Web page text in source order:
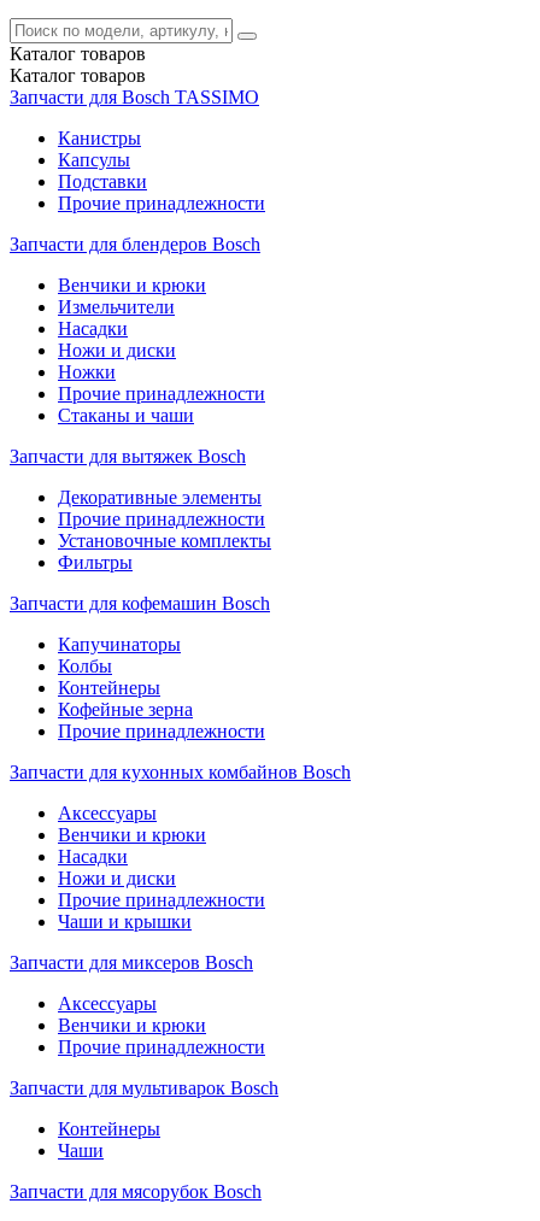
Каталог товаров
Каталог товаров
Запчасти для Bosch TASSIMO
Канистры
Капсулы
Подставки
Прочие принадлежности
Запчасти для блендеров Bosch
Венчики и крюки
Измельчители
Насадки
Ножи и диски
Ножки
Прочие принадлежности
Стаканы и чаши
Запчасти для вытяжек Bosch
Декоративные элементы
Прочие принадлежности
Установочные комплекты
Фильтры
Запчасти для кофемашин Bosch
Капучинаторы
Колбы
Контейнеры
Кофейные зерна
Прочие принадлежности
Запчасти для кухонных комбайнов Bosch
Аксессуары
Венчики и крюки
Насадки
Ножи и диски
Прочие принадлежности
Чаши и крышки
Запчасти для миксеров Bosch
Аксессуары
Венчики и крюки
Прочие принадлежности
Запчасти для мультиварок Bosch
Контейнеры
Чаши
Запчасти для мясорубок Bosch